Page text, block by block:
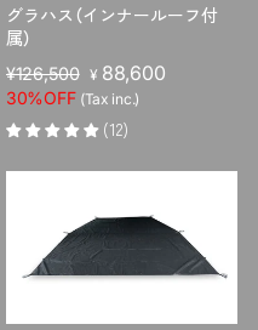
グラハス（インナールーフ付
属）
販
売
価
格
¥126,500 セ
ー
ル
価
格
¥ 88,600
30%OFF (Tax inc.)
(12)